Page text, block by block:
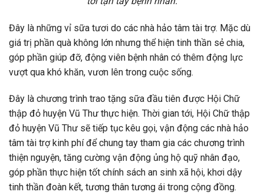
Đây là những vỉ sữa tươi do các nhà hảo tâm tài trợ. Mặc dù
giá trị phần quà không lớn nhưng thể hiện tinh thần sẻ chia,
góp phần giúp đỡ, động viên bệnh nhân có thêm động lực
vượt qua khó khăn, vươn lên trong cuộc sống.
Đây là chương trình trao tặng sữa đầu tiên được Hội Chữ
thập đỏ huyện Vũ Thư thực hiện. Thời gian tới, Hội Chữ thập
đỏ huyện Vũ Thư sẽ tiếp tục kêu gọi, vận động các nhà hảo
tâm tài trợ kinh phí để chung tay tham gia các chương trình
thiện nguyện, tăng cường vận động ủng hộ quỹ nhân đạo,
góp phần thực hiện tốt chính sách an sinh xã hội, khơi dậy
tinh thần đoàn kết, tương thân tương ái trong cộng đồng.